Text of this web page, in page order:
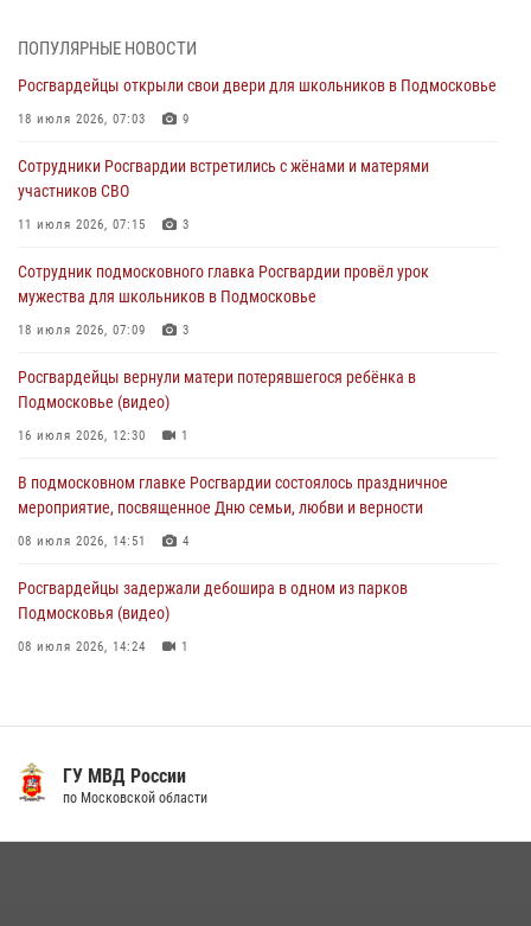
Росгвардейцы в Подмосковье задержали мужчину, находящегося в
29 июля 2026, 14:44
29 июля 2026, 14:37
Росгвардейцы задержали нетрезвого нарушителя общественного
27 июля 2026, 14:12
В День парашютиста героем рубрики «Знай наших» стал сотрудник
26 июля 2026, 16:42
ПОПУЛЯРНЫЕ НОВОСТИ
Росгвардейцы открыли свои двери для школьников в Подмосковье
18 июля 2026, 07:03 9
Сотрудники Росгвардии встретились с жёнами и матерями
участников СВО
11 июля 2026, 07:15 3
Сотрудник подмосковного главка Росгвардии провёл урок
мужества для школьников в Подмосковье
18 июля 2026, 07:09 3
Росгвардейцы вернули матери потерявшегося ребёнка в
Подмосковье (видео)
16 июля 2026, 12:30 1
В подмосковном главке Росгвардии состоялось праздничное
мероприятие, посвященное Дню семьи, любви и верности
08 июля 2026, 14:51 4
Росгвардейцы задержали дебошира в одном из парков
Подмосковья (видео)
08 июля 2026, 14:24 1
19 июля 2026, 06:00 2
Росгвардейцы пресекли кражу на крупную сумму с охраняемого
объекта в Подмосковье (видео)
ГУ МВД России
по Московской области